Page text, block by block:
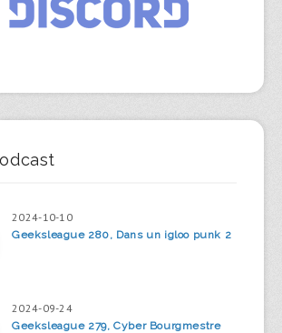
2024-10-10
Geeksleague 280, Dans un igloo punk 2
2024-09-24
Geeksleague 279, Cyber Bourgmestre